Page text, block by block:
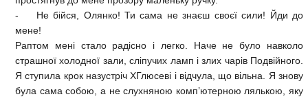
- Не бійся, Олянко! Ти сама не знаєш своєї сили! Йди до
мене!
Раптом мені стало радісно і легко. Наче не було навколо
страшної холодної зали, сліпучих ламп і злих чарів Подвійного.
Я ступила крок назустріч ХГлюсеві і відчула, що вільна. Я знову
була сама собою, а не слухняною комп’ютерною лялькою, яку